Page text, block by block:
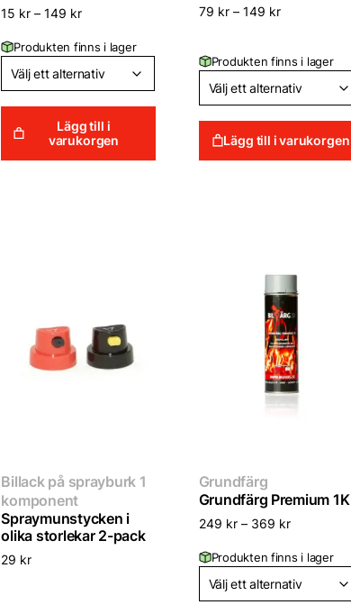
15 kr –149 kr
Produkten finns i lager
Lägg till i
varukorgen
79 kr– 149 kr
Produkten finns i lager
Lägg till i varukorgen
Billack på sprayburk 1
komponent
Spraymunstycken i
olika storlekar 2-pack
29 kr
Grundfärg
Grundfärg Premium 1K
249 kr– 369 kr
Produkten finns i lager